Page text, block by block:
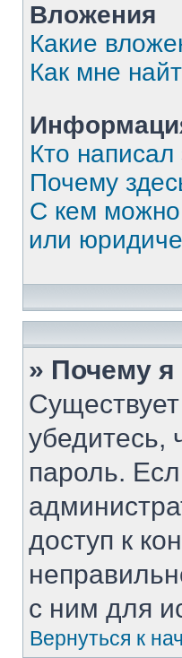
Вложения
Какие
Как мне
Кто
Почему
С кем можно
или
» Почему я
убедитесь,
пароль.
доступ к
с ним для
Вернуться к